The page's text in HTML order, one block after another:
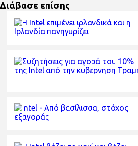
Διάβασε επίσης